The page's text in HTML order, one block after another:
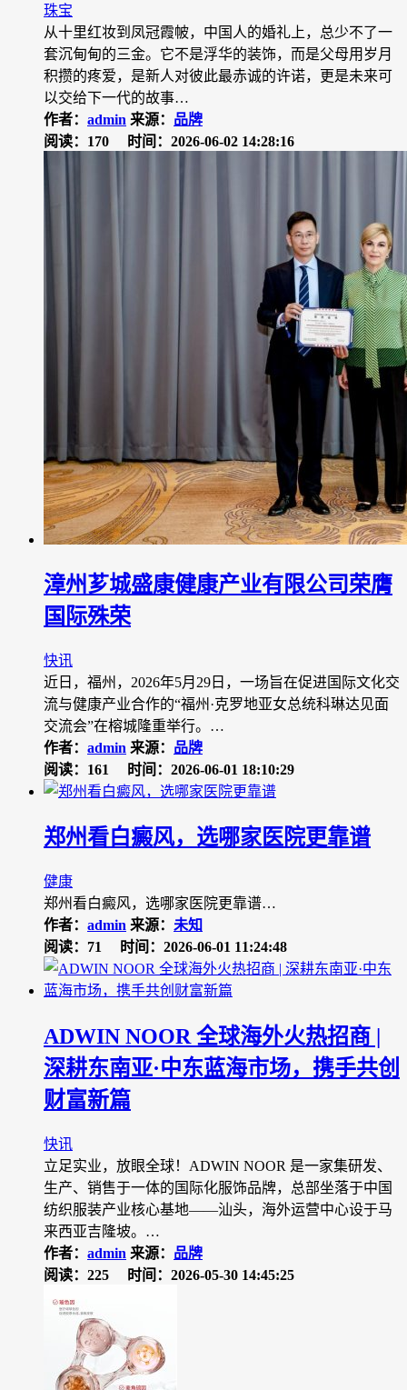
珠宝
从十里红妆到凤冠霞帔，中国人的婚礼上，总少不了一
套沉甸甸的三金。它不是浮华的装饰，而是父母用岁月
积攒的疼爱，是新人对彼此最赤诚的许诺，更是未来可
以交给下一代的故事…
作者： admin 来源： 品牌
阅读：170
时间：2026-06-02 14:28:16
漳州芗城盛康健康产业有限公司荣膺
国际殊荣
快讯
近日，福州，2026年5月29日，一场旨在促进国际文化交
流与健康产业合作的“福州·克罗地亚女总统科琳达见面
交流会”在榕城隆重举行。…
作者： admin 来源： 品牌
阅读：161
时间：2026-06-01 18:10:29
郑州看白癜风，选哪家医院更靠谱
健康
郑州看白癜风，选哪家医院更靠谱…
作者： admin 来源： 未知
阅读：71
时间：2026-06-01 11:24:48
ADWIN NOOR 全球海外火热招商 |
深耕东南亚·中东蓝海市场，携手共创
财富新篇
快讯
立足实业，放眼全球！ADWIN NOOR 是一家集研发、
生产、销售于一体的国际化服饰品牌，总部坐落于中国
纺织服装产业核心基地——汕头，海外运营中心设于马
来西亚吉隆坡。…
作者： admin 来源： 品牌
阅读：225
时间：2026-05-30 14:45:25